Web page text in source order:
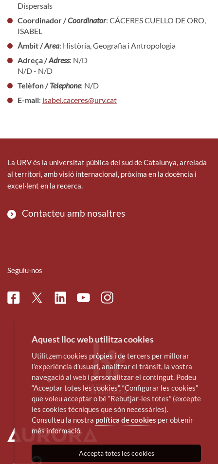
Dispersals
Coordinador /Coordinator: CÁCERES CUELLO DE ORO,
ISABEL
Àmbit /Area: Història, Geografia i Antropologia
Adreça /Adress: N/D
N/D - N/D
Telèfon /Telephone: N/D
E-mail: isabel.caceres@urv.cat
La URV és la universitat pública del sud de Catalunya, arrelada
al territori, amb visió internacional, pròxima en la docència i
excel·lent en la recerca.
Contacteu amb nosaltres
Seguiu-nos
FacebookTwitterLinkedinYoutubeInstagram
Aquest lloc web utilitza cookies
Utilitzem cookies pròpies i de tercers per millorar
l’experiència d’usuari, analitzar el trànsit, la vostra
navegació al web i personalitzar el contingut. Podeu
“Acceptar totes les cookies”, “Configurar les cookies”
que voleu acceptar o bé “Rebutjar-les totes” (excepte
les cookies tècniques que són necessàries).
Consulteu la nostra política de cookies per obtenir
més informació.
Accepta totes les cookies